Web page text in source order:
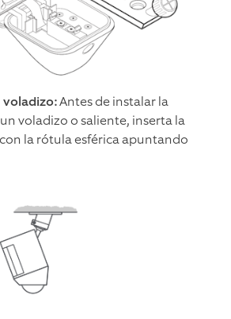
voladizo:Antes de instalar la
voladizo o saliente, inserta la
la rótula esférica apuntando